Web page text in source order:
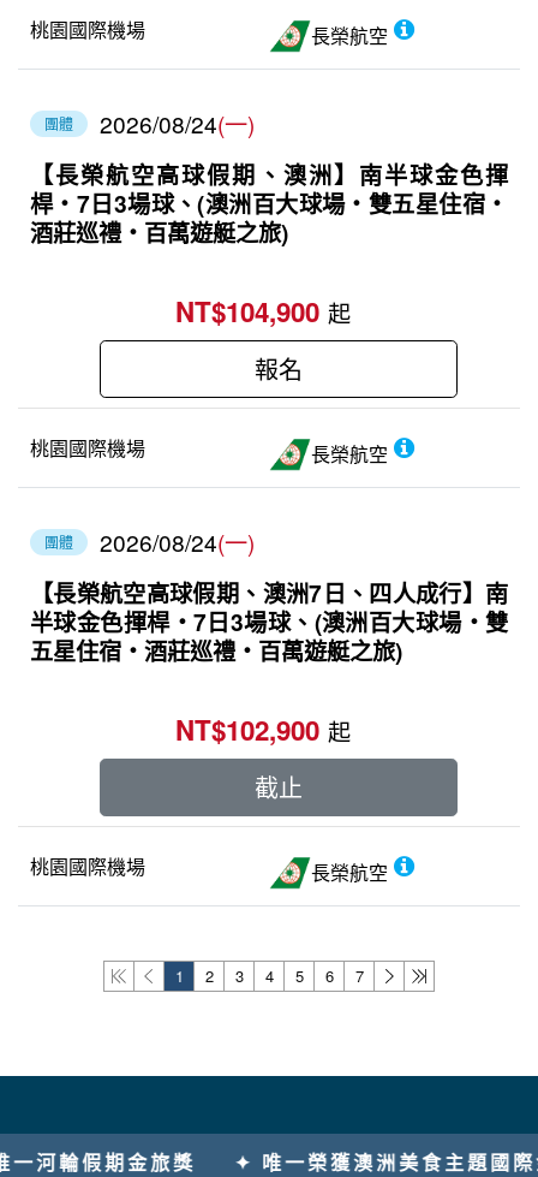
桃園國際機場 長榮航空
團體 2026/08/24(一)
【長榮航空高球假期、澳洲】南半球金色揮
桿・7日3場球、(澳洲百大球場‧雙五星住宿‧
酒莊巡禮‧百萬遊艇之旅)
桃園國際機場 長榮航空
NT$104,900 起
報名
團體 2026/08/24(一)
【長榮航空高球假期、澳洲7日、四人成行】南
半球金色揮桿・7日3場球、(澳洲百大球場‧雙
五星住宿‧酒莊巡禮‧百萬遊艇之旅)
桃園國際機場 長榮航空
NT$102,900 起
截止
1 2 3 4 5 6 7
金旅獎 ✦ 唯一榮獲澳洲美食主題國際金旅獎